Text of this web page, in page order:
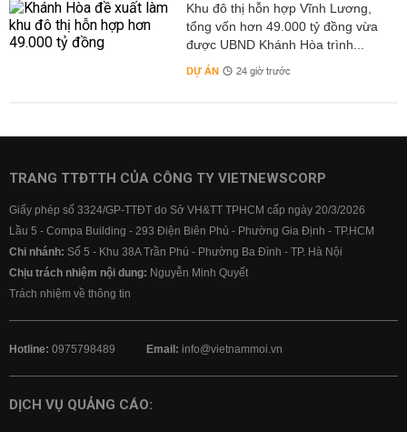
Khu đô thị hỗn hợp Vĩnh Lương,
tổng vốn hơn 49.000 tỷ đồng vừa
được UBND Khánh Hòa trình...
DỰ ÁN 24 giờ trước
TRANG TTĐTTH CỦA CÔNG TY VIETNEWSCORP
Giấy phép số 3324/GP-TTĐT do Sở VH&TT TPHCM cấp ngày 20/3/2026
Lầu 5 - Compa Building - 293 Điện Biên Phủ - Phường Gia Định - TP.HCM
Chi nhánh: Số 5 - Khu 38A Trần Phú - Phường Ba Đình - TP. Hà Nội
Chịu trách nhiệm nội dung: Nguyễn Minh Quyết
Trách nhiệm về thông tin
Hotline: 0975798489 Email: info@vietnammoi.vn
DỊCH VỤ QUẢNG CÁO: